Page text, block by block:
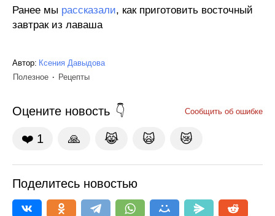
Ранее мы рассказали, как приготовить восточный
завтрак из лаваша
Автор: Ксения Давыдова
Полезное
Рецепты
Оцените новость Сообщить об ошибке
❤️ 1 🙏 😹 🙀 😿
Поделитесь новостью